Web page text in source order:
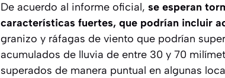
De acuerdo al informe oficial, se esperan
características fuertes, que podrían incluir
granizo y ráfagas de viento que podrían
acumulados de lluvia de entre 30 y 70
superados de manera puntual en algunas